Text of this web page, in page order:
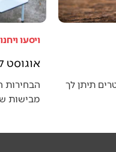
תיתן לך
ויסעו
אוגוסט 17, 2022
הבחירות
מבישות